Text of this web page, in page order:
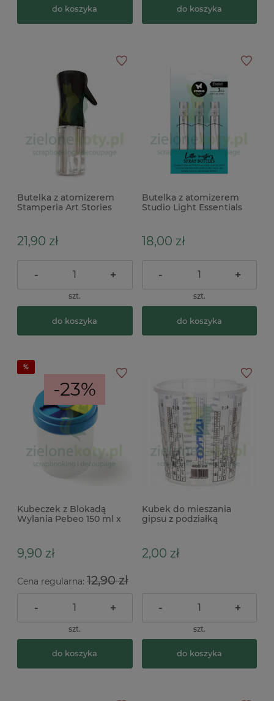
do koszyka do koszyka
Butelka z atomizerem
Stamperia Art Stories
21,90 zł
- +
szt.
do koszyka
Butelka z atomizerem
Studio Light Essentials
18,00 zł
- +
szt.
do koszyka
-23%
Kubeczek z Blokadą
Wylania Pebeo 150 ml x
9,90 zł
Cena regularna: 12,90 zł
- +
szt.
do koszyka
Kubek do mieszania
gipsu z podziałką
2,00 zł
- +
szt.
do koszyka